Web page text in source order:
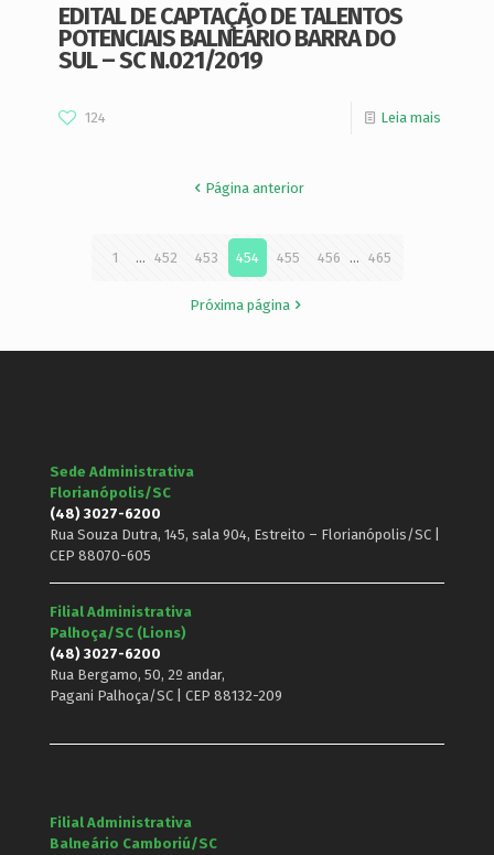
EDITAL DE CAPTAÇÃO DE TALENTOS
POTENCIAIS BALNEÁRIO BARRA DO
SUL – SC N.021/2019
124 Leia mais
Página anterior
1 ... 452 453 454 455 456 ... 465
Próxima página
Sede Administrativa
Florianópolis/SC
(48) 3027-6200
Rua Souza Dutra, 145, sala 904, Estreito – Florianópolis/SC |
CEP 88070-605
Filial Administrativa
Palhoça/SC (Lions)
(48) 3027-6200
Rua Bergamo, 50, 2º andar,
Pagani Palhoça/SC | CEP 88132-209
Filial Administrativa
Balneário Camboriú/SC